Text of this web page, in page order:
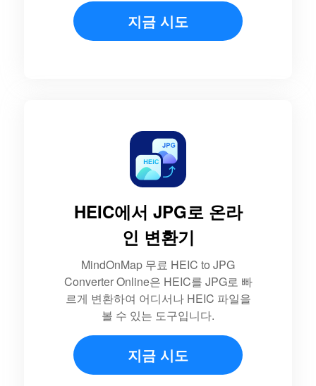
지금 시도
HEIC에서 JPG로 온라
인 변환기
MindOnMap 무료 HEIC to JPG
Converter Online은 HEIC를 JPG로 빠
르게 변환하여 어디서나 HEIC 파일을
볼 수 있는 도구입니다.
지금 시도